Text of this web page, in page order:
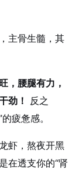
主骨生髓，其
，腰腿有力，
劲！ 反之
疲惫感。
虾，熬夜开黑
在透支你的“肾